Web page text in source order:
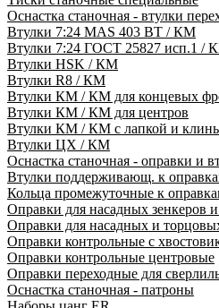
Оснастка станочная - втулки
Втулки 7:24 MAS 403 BT / КМ
Втулки 7:24 ГОСТ 25827 исп.1 /
Втулки HSK / КМ
Втулки R8 / КМ
Втулки КМ / КМ для концевых
Втулки КМ / КМ для центров
Втулки КМ / КМ с лапкой и
Втулки ЦХ / КМ
Оснастка станочная - оправки и
Втулки поддерживающ. к
Кольца промежуточные к
Оправки для насадных зенкеров и
Оправки для насадных и
Оправки контрольные с
Оправки контрольные центровые
Оправки переходные для
Оснастка станочная - патроны